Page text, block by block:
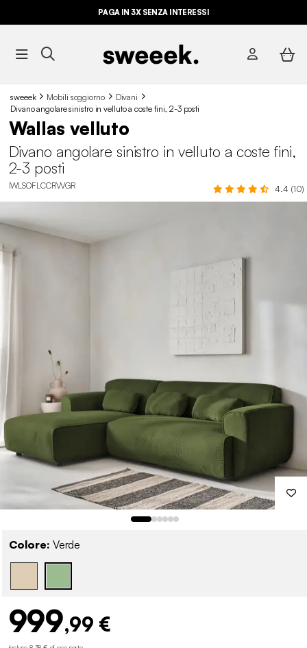
PAGA IN 3X SENZA INTERESSI
sweeek Mobili soggiorno
Divani
Divano angolare sinistro in velluto a coste fini, 2-3 posti
Wallas velluto
Divano angolare sinistro in velluto a coste fini,
2-3 posti
IWLSOFLCCRVVGR 4.4 (10)
Colore: Verde
999,99 €